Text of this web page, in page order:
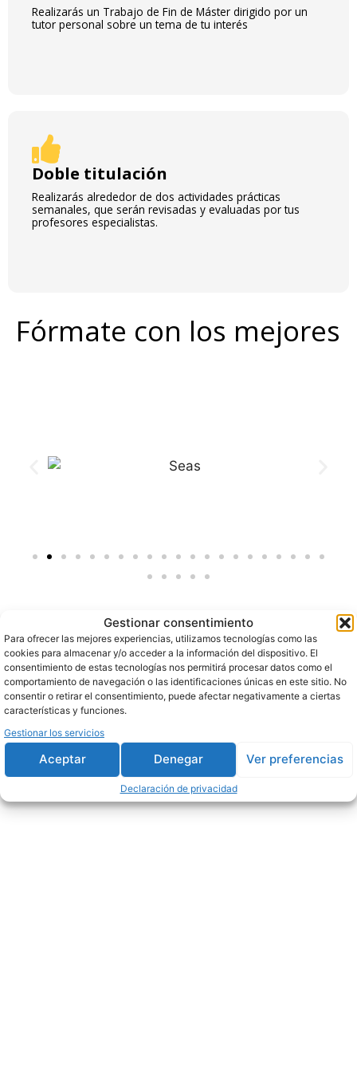
Gestionar consentimiento
Para ofrecer las mejores experiencias, utilizamos tecnologías como las
cookies para almacenar y/o acceder a la información del dispositivo. El
consentimiento de estas tecnologías nos permitirá procesar datos como el
comportamiento de navegación o las identificaciones únicas en este sitio. No
consentir o retirar el consentimiento, puede afectar negativamente a ciertas
características y funciones.
Gestionar los servicios
Aceptar Denegar Ver preferencias
Declaración de privacidad
Realizarás un Trabajo de Fin de Máster dirigido por un
tutor personal sobre un tema de tu interés
Doble titulación
Realizarás alrededor de dos actividades prácticas
semanales, que serán revisadas y evaluadas por tus
profesores especialistas.
Fórmate con los mejores
Objetivos del Máster en
Manejo y tratamiento del
dolor